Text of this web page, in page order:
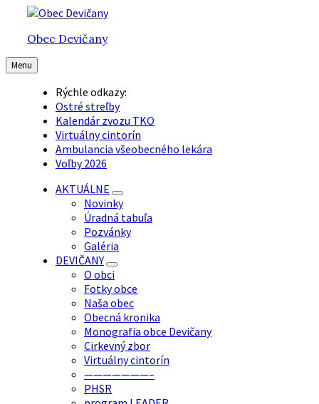
Preskočiť
obsah
Preskočiť
hlavnú
navigáciu
Preskočiť
pätičkuObec Devičany
Menu
Rýchle odkazy:
Ostré streľby
Kalendár zvozu TKO
Virtuálny cintorín
Ambulancia všeobecného lekára
Voľby 2026
AKTUÁLNE
Novinky
Úradná tabuľa
Pozvánky
Galéria
DEVIČANY
O obci
Fotky obce
Naša obec
Obecná kronika
Monografia obce Devičany
Cirkevný zbor
Virtuálny cintorín
———————–
PHSR